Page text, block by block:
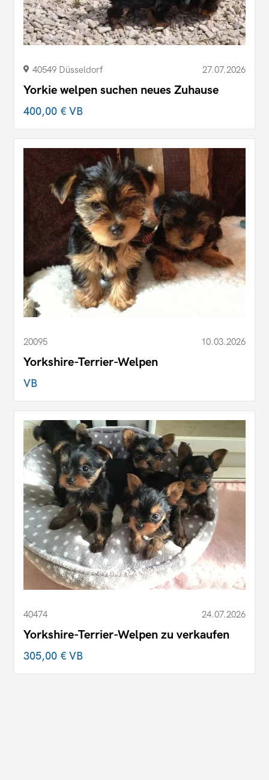
40549 Düsseldorf 27.07.2026
Yorkie welpen suchen neues Zuhause
400,00 €VB
20095 10.03.2026
Yorkshire-Terrier-Welpen
VB
40474 24.07.2026
Yorkshire-Terrier-Welpen zu verkaufen
305,00 €VB